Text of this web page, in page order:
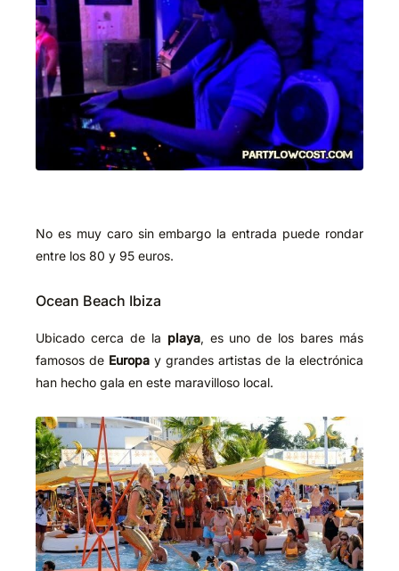
No es muy caro sin embargo la entrada puede rondar
entre los 80 y 95 euros.
Ocean Beach Ibiza
Ubicado cerca de la playa, es uno de los bares más
famosos de Europay grandes artistas de la electrónica
han hecho gala en este maravilloso local.